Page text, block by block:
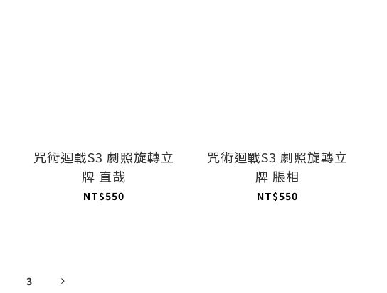
咒術迴戰S3 劇照旋轉立
牌 直哉
NT$550
咒術迴戰S3 劇照旋轉立
牌 脹相
NT$550
3